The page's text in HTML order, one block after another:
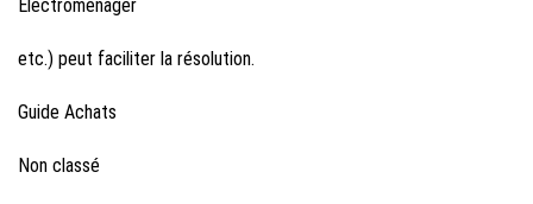
Electroménager
etc.) peut faciliter la résolution.
Guide Achats
Non classé